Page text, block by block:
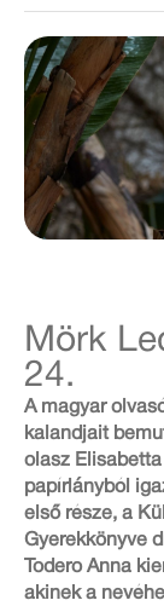
Mörk
24.
A magyar
kalandjait
olasz
papírlányból
első része, a
Gyerekkönyve
Todero Anna
akinek a